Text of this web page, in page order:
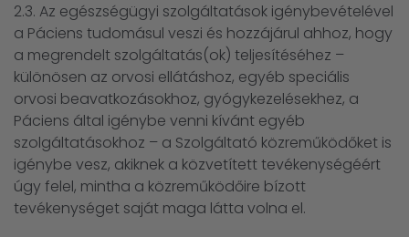
2.3. Az egészségügyi szolgáltatások igénybevételével
a Páciens tudomásul veszi és hozzájárul ahhoz, hogy
a megrendelt szolgáltatás(ok) teljesítéséhez –
különösen az orvosi ellátáshoz, egyéb speciális
orvosi beavatkozásokhoz, gyógykezelésekhez, a
Páciens által igénybe venni kívánt egyéb
szolgáltatásokhoz – a Szolgáltató közreműködőket is
igénybe vesz, akiknek a közvetített tevékenységéért
úgy felel, mintha a közreműködőire bízott
tevékenységet saját maga látta volna el.